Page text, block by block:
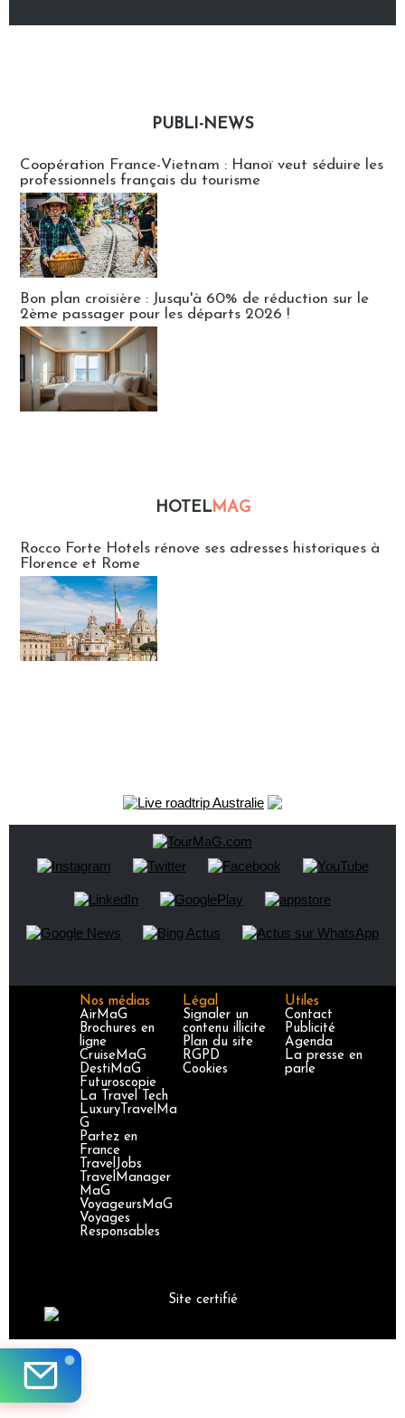
PUBLI-NEWS
Coopération France-Vietnam : Hanoï veut séduire les
professionnels français du tourisme
Bon plan croisière : Jusqu'à 60% de réduction sur le
2ème passager pour les départs 2026 !
HOTELMAG
Rocco Forte Hotels rénove ses adresses historiques à
Florence et Rome
Nos médias
AirMaG
Brochures en
ligne
CruiseMaG
DestiMaG
Futuroscopie
La Travel Tech
LuxuryTravelMa
G
Partez en
France
TravelJobs
TravelManager
MaG
VoyageursMaG
Voyages
Responsables
Légal
Signaler un
contenu illicite
Plan du site
RGPD
Cookies
Utiles
Contact
Publicité
Agenda
La presse en
parle
Site certifié